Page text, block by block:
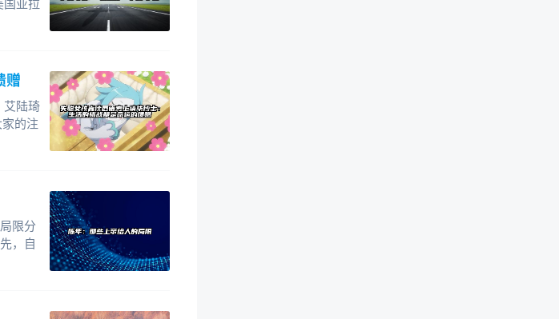
架构，把市场、财政等最
又成为了自己绝不愿意成为
苦苦思索：怎样才可以改
司，以普通程序员身份加
大体育场里举行的年度员
那是我职业生涯初期最艰
每个周末的日子，我都在
人才扎堆的微软，是不是
国亚拉
赠
艾陆琦
的注
限分
，自